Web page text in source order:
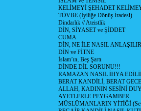
KELİMEYİ ŞEHADET
TÖVBE (İyiliğe Dönüş İradesi)
Dindarlık // Ateistlik
DİN, SİYASET ve ŞİDDET
CUMA
DİN, NE İLE NASIL
DİN ve FİTNE
İslam’ın, Beş Şartı
DİNDE DİL SORUNU!!!
RAMAZAN NASIL İHYA
BERAT KANDİLİ, BERAT
ALLAH, KADININ SESİNİ
AYETLERLE PEYGAMBER
MÜSLÜMANLARIN YİTİĞİ